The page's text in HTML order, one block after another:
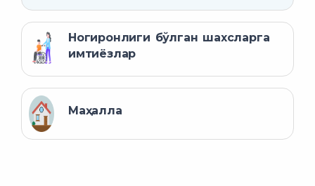
Ногиронлиги бўлган шахсларга
имтиёзлар
Маҳалла